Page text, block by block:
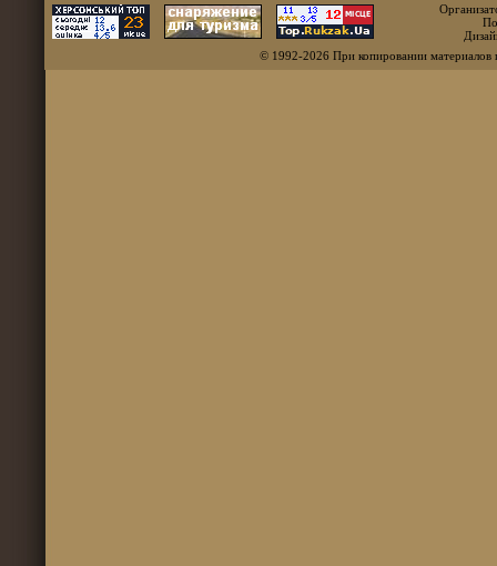
© 1992-2026 При копировании материалов